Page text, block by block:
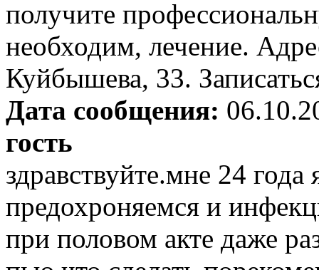
получите
необходим, лечение.
Куйбышева, 33.
Дата сообщения:
гость
здравствуйте.мне 24
предохроняемся и
при половом акте даже